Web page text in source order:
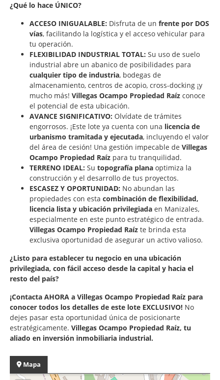
¿Qué lo hace ÚNICO?
ACCESO INIGUALABLE: Disfruta de un frente por DOS
vías, facilitando la logística y el acceso vehicular para
tu operación.
FLEXIBILIDAD INDUSTRIAL TOTAL: Su uso de suelo
industrial abre un abanico de posibilidades para
cualquier tipo de industria, bodegas de
almacenamiento, centros de acopio, cross-docking ¡y
mucho más! Villegas Ocampo Propiedad Raíz conoce
el potencial de esta ubicación.
AVANCE SIGNIFICATIVO: Olvídate de trámites
engorrosos. ¡Este lote ya cuenta con una licencia de
urbanismo tramitada y ejecutada, incluyendo el valor
del área de cesión! Una gestión impecable de Villegas
Ocampo Propiedad Raíz para tu tranquilidad.
TERRENO IDEAL: Su topografía plana optimiza la
construcción y el desarrollo de tus proyectos.
ESCASEZ Y OPORTUNIDAD: No abundan las
propiedades con esta combinación de flexibilidad,
licencia lista y ubicación privilegiada en Manizales,
especialmente en este punto estratégico de entrada.
Villegas Ocampo Propiedad Raíz te brinda esta
exclusiva oportunidad de asegurar un activo valioso.
¿Listo para establecer tu negocio en una ubicación
privilegiada, con fácil acceso desde la capital y hacia el
resto del país?
¡Contacta AHORA a Villegas Ocampo Propiedad Raíz para
conocer todos los detalles de este lote EXCLUSIVO! No
dejes pasar esta oportunidad única de posicionarte
estratégicamente. Villegas Ocampo Propiedad Raíz, tu
aliado en inversión inmobiliaria industrial.
Mapa